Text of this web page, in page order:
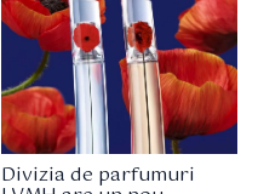
Divizia de parfumuri